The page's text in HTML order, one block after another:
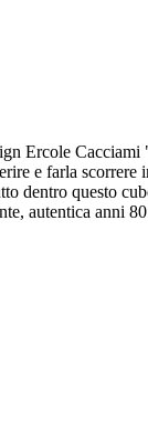
Ercole
e farla scorrere
dentro questo
ancora imballata nella sua
rivestito in